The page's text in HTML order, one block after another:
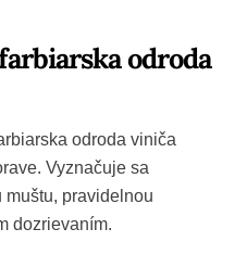
odroda
odroda viniča
Vyznačuje sa
muštu, pravidelnou
dozrievaním.